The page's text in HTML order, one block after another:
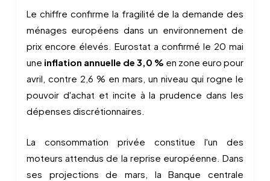
Le chiffre confirme la fragilité de la demande des
ménages européens dans un environnement de
prix encore élevés. Eurostat a confirmé le 20 mai
une inflation annuelle de 3,0 % en zone euro pour
avril, contre 2,6 % en mars, un niveau qui rogne le
pouvoir d'achat et incite à la prudence dans les
dépenses discrétionnaires.
La consommation privée constitue l'un des
moteurs attendus de la reprise européenne. Dans
ses projections de mars, la Banque centrale